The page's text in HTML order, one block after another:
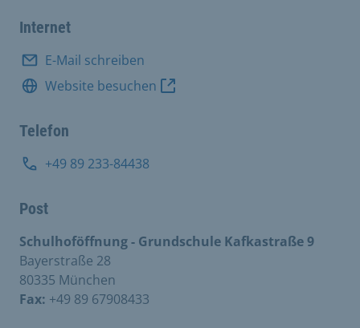
Internet
E-Mail schreiben
Website besuchen
Telefon
+49 89 233-84438
Post
Schulhoföffnung - Grundschule Kafkastraße 9
Bayerstraße 28
80335 München
Fax: +49 89 67908433